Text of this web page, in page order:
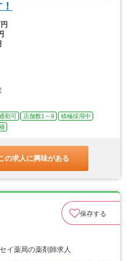
勤可 店舗数1～9
積極採用中
の求人に興味がある
保存する
薬局の薬剤師求人